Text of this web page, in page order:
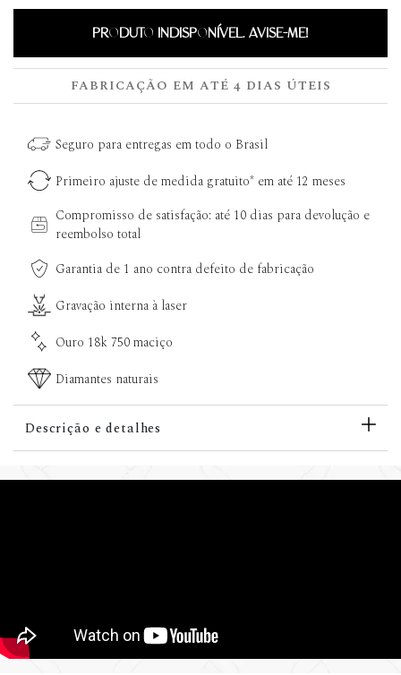
PRODUTO INDISPONÍVEL. AVISE-ME!
FABRICAÇÃO EM ATÉ 4 DIAS ÚTEIS
Seguro para entregas em todo o Brasil
Primeiro ajuste de medida gratuito* em até 12 meses
Compromisso de satisfação: até 10 dias para devolução e
reembolso total
Garantia de 1 ano contra defeito de fabricação
Gravação interna à laser
Ouro 18k 750 maciço
Diamantes naturais
Descrição e detalhes